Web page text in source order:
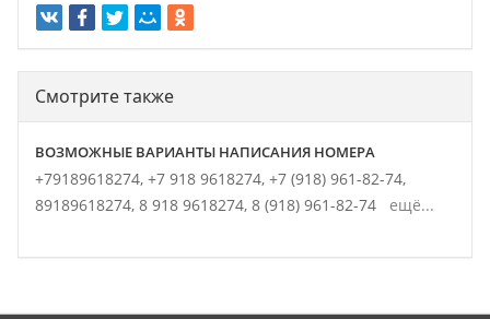
Смотрите также
ВОЗМОЖНЫЕ ВАРИАНТЫ НАПИСАНИЯ НОМЕРА
+79189618274, +7 918 9618274, +7 (918) 961-82-74,
89189618274, 8 918 9618274, 8 (918) 961-82-74 ещё...